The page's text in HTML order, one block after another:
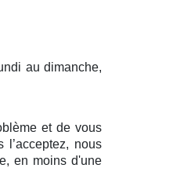
au dimanche,
et de vous
nous
en moins d'une